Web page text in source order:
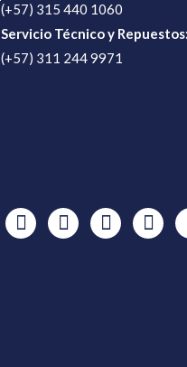
(+57) 315 440 1060
Servicio Técnico y
(+57) 311 244 9971